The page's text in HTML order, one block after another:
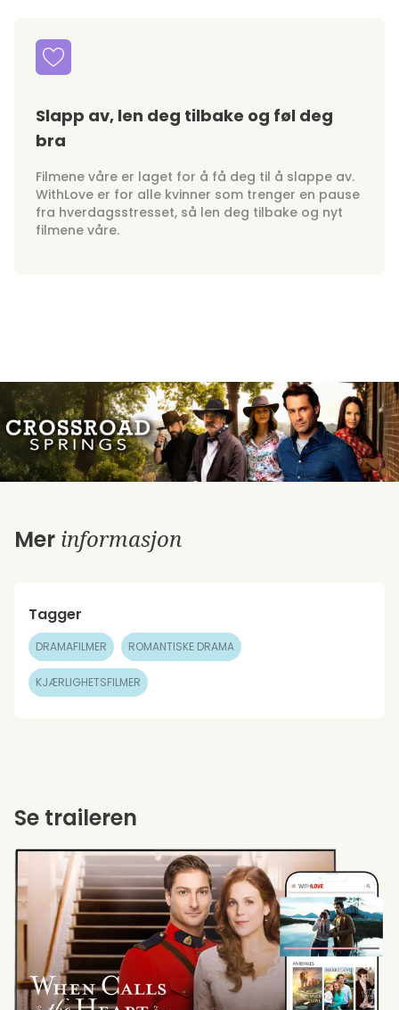
Slapp av, len deg tilbake og føl deg
bra
Filmene våre er laget for å få deg til å slappe av.
WithLove er for alle kvinner som trenger en pause
fra hverdagsstresset, så len deg tilbake og nyt
filmene våre.
Mer informasjon
Tagger
DRAMAFILMER ROMANTISKE DRAMA
KJÆRLIGHETSFILMER
Se traileren